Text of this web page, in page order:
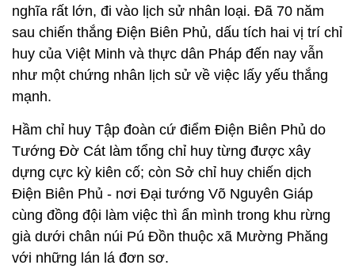
nghĩa rất lớn, đi vào lịch sử nhân loại. Đã 70 năm
sau chiến thắng Điện Biên Phủ, dấu tích hai vị trí chỉ
huy của Việt Minh và thực dân Pháp đến nay vẫn
như một chứng nhân lịch sử về việc lấy yếu thắng
mạnh.
Hầm chỉ huy Tập đoàn cứ điểm Điện Biên Phủ do
Tướng Đờ Cát làm tổng chỉ huy từng được xây
dựng cực kỳ kiên cố; còn Sở chỉ huy chiến dịch
Điện Biên Phủ - nơi Đại tướng Võ Nguyên Giáp
cùng đồng đội làm việc thì ẩn mình trong khu rừng
già dưới chân núi Pú Đồn thuộc xã Mường Phăng
với những lán lá đơn sơ.